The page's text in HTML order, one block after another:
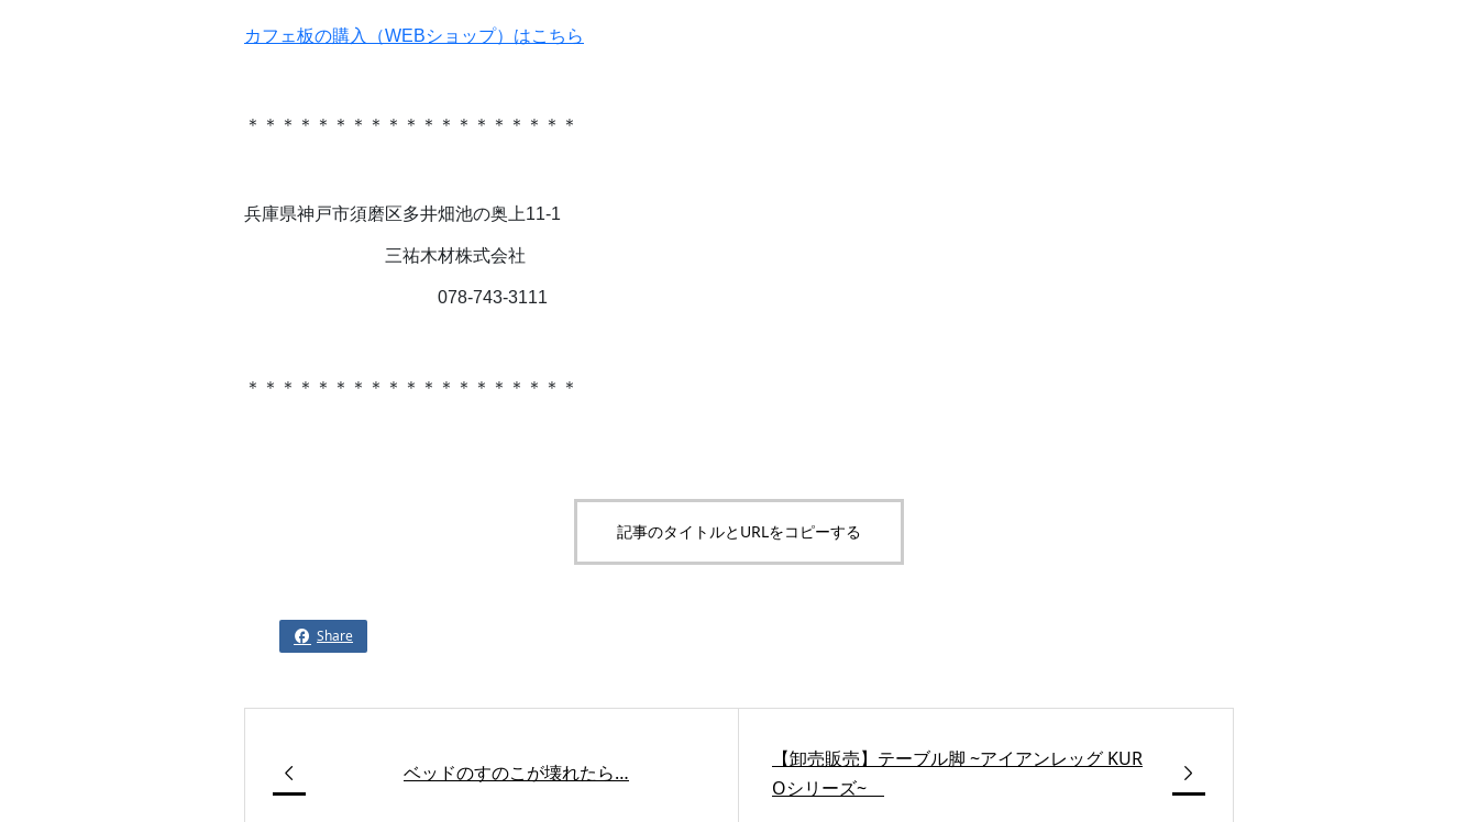
カフェ板の購入（WEBショップ）はこちら
＊＊＊＊＊＊＊＊＊＊＊＊＊＊＊＊＊＊＊
兵庫県神戸市須磨区多井畑池の奥上11-1
三祐木材株式会社
078-743-3111
＊＊＊＊＊＊＊＊＊＊＊＊＊＊＊＊＊＊＊
記事のタイトルとURLをコピーする
 Share
 ベッドのすのこが壊れたら…
【卸売販売】テーブル脚 ~アイアンレッグ KUR
Oシリーズ~
